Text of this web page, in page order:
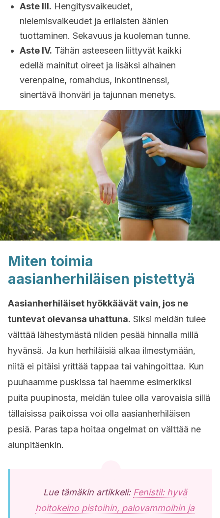
Aste III. Hengitysvaikeudet,
nielemisvaikeudet ja erilaisten äänien
tuottaminen. Sekavuus ja kuoleman tunne.
Aste IV. Tähän asteeseen liittyvät kaikki
edellä mainitut oireet ja lisäksi alhainen
verenpaine, romahdus, inkontinenssi,
sinertävä ihonväri ja tajunnan menetys.
Miten toimia
aasianherhiläisen pistettyä
Aasianherhiläiset hyökkäävät vain, jos ne
tuntevat olevansa uhattuna. Siksi meidän tulee
välttää lähestymästä niiden pesää hinnalla millä
hyvänsä. Ja kun herhiläisiä alkaa ilmestymään,
niitä ei pitäisi yrittää tappaa tai vahingoittaa. Kun
puuhaamme puskissa tai haemme esimerkiksi
puita puupinosta, meidän tulee olla varovaisia sillä
tällaisissa paikoissa voi olla aasianherhiläisen
pesiä. Paras tapa hoitaa ongelmat on välttää ne
alunpitäenkin.
Lue tämäkin artikkeli: Fenistil: hyvä
hoitokeino pistoihin, palovammoihin ja